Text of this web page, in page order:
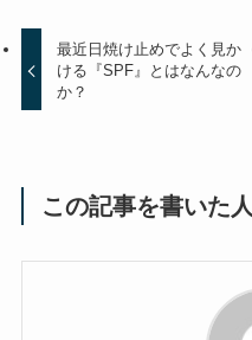
最近日焼け止めでよく見か
ける『SPF』とはなんなの
か？
この記事を書いた人